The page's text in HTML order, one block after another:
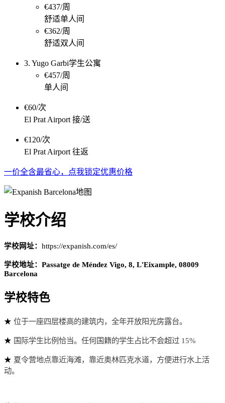
€437/周
舒适单人间
€362/周
舒适双人间
3. Yugo Garbi学生公寓
€457/周
单人间
€60/次
El Prat Airport 接/送
€120/次
El Prat Airport 往返
一价全含最省心，点我锁定优惠价格
学校介绍
学校网址： https://expanish.com/es/
学校地址：Passatge de Méndez Vigo, 8, L'Eixample, 08009
Barcelona
学校特色
★ 位于一座四层楼高的建筑内，全年开放阳光房露台。
★ 国际学生比例恰当。任何国籍的学生占比不会超过 15%
★ 夏令营地点靠近海滩，靠近奥林匹克水道，方便进行水上活
动。